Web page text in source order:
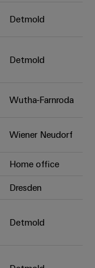
Karriere auf
neues
Distribution
Detmold
Detmold
Wutha-Farnroda
Wiener Neudorf
Home office
Dresden
Detmold